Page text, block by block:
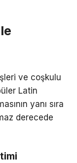
ve coşkulu
Latin
yanı sıra
derecede